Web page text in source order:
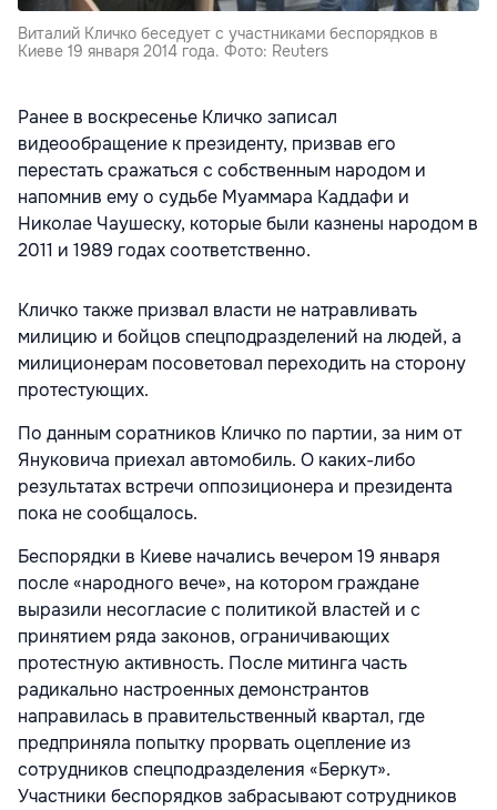
Виталий Кличко беседует с участниками беспорядков в
Киеве 19 января 2014 года. Фото: Reuters
Ранее в воскресенье Кличко записал
видеообращение к президенту, призвав его
перестать сражаться с собственным народом и
напомнив ему о судьбе Муаммара Каддафи и
Николае Чаушеску, которые были казнены народом в
2011 и 1989 годах соответственно.
Кличко также призвал власти не натравливать
милицию и бойцов спецподразделений на людей, а
милиционерам посоветовал переходить на сторону
протестующих.
По данным соратников Кличко по партии, за ним от
Януковича приехал автомобиль. О каких-либо
результатах встречи оппозиционера и президента
пока не сообщалось.
Беспорядки в Киеве начались вечером 19 января
после «народного вече», на котором граждане
выразили несогласие с политикой властей и с
принятием ряда законов, ограничивающих
протестную активность. После митинга часть
радикально настроенных демонстрантов
направилась в правительственный квартал, где
предприняла попытку прорвать оцепление из
сотрудников спецподразделения «Беркут».
Участники беспорядков забрасывают сотрудников